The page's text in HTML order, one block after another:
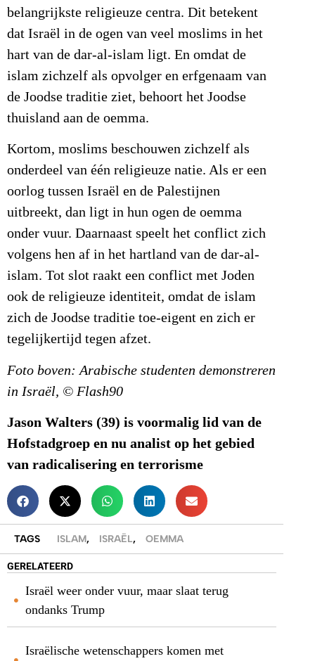
belangrijkste religieuze centra. Dit betekent
dat Israël in de ogen van veel moslims in het
hart van de dar-al-islam ligt. En omdat de
islam zichzelf als opvolger en erfgenaam van
de Joodse traditie ziet, behoort het Joodse
thuisland aan de oemma.
Kortom, moslims beschouwen zichzelf als
onderdeel van één religieuze natie. Als er een
oorlog tussen Israël en de Palestijnen
uitbreekt, dan ligt in hun ogen de oemma
onder vuur. Daarnaast speelt het conflict zich
volgens hen af in het hartland van de dar-al-
islam. Tot slot raakt een conflict met Joden
ook de religieuze identiteit, omdat de islam
zich de Joodse traditie toe-eigent en zich er
tegelijkertijd tegen afzet.
Foto boven: Arabische studenten demonstreren
in Israël, © Flash90
Jason Walters (39) is voormalig lid van de
Hofstadgroep en nu analist op het gebied
van radicalisering en terrorisme
TAGS ISLAM, ISRAËL, OEMMA
GERELATEERD
Israël weer onder vuur, maar slaat terug
ondanks Trump
Israëlische wetenschappers komen met